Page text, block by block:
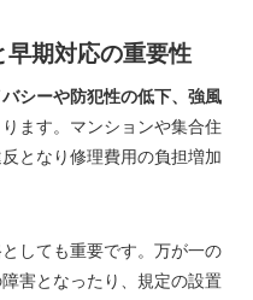
期対応の重要性
シーや防犯性の低下、強風
ます。マンションや集合住
となり修理費用の負担増加
しても重要です。万が一の
害となったり、規定の設置